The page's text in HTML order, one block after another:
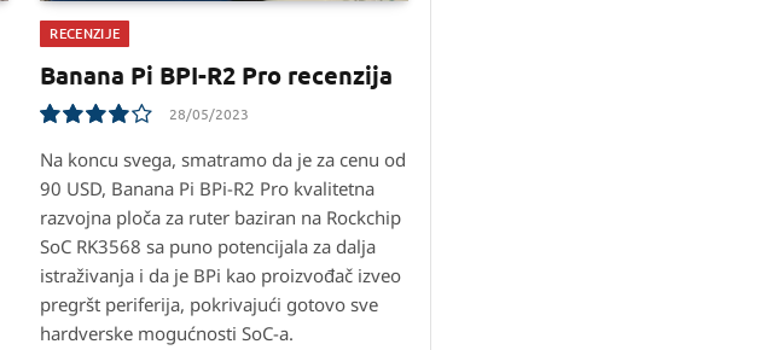
RECENZIJE
Banana Pi BPI-R2 Pro recenzija
8.1
28/05/2023
Na koncu svega, smatramo da je za cenu od
90 USD, Banana Pi BPi-R2 Pro kvalitetna
razvojna ploča za ruter baziran na Rockchip
SoC RK3568 sa puno potencijala za dalja
istraživanja i da je BPi kao proizvođač izveo
pregršt periferija, pokrivajući gotovo sve
hardverske mogućnosti SoC-a.